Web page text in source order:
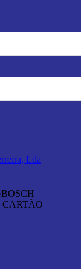
BOSCH
CARTÃO